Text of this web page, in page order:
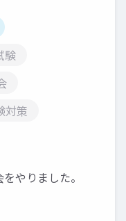
験
対策
やりました。